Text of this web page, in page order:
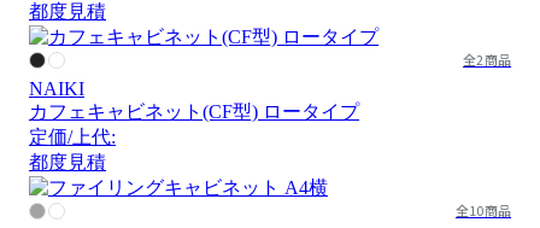
都度見積
全2商品
NAIKI
カフェキャビネット(CF型) ロータイプ
定価/上代:
都度見積
全10商品